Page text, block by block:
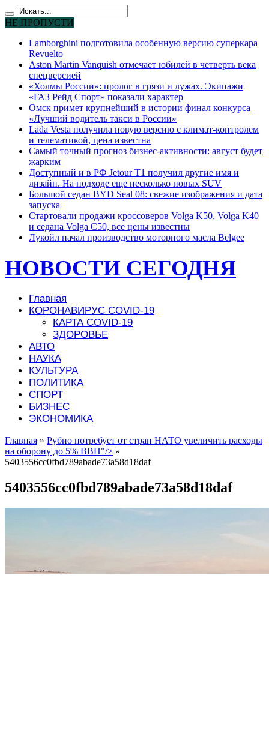
НЕ ПРОПУСТИ
Lamborghini подготовила особенную версию суперкара
Revuelto
Aston Martin Vanquish отмечает юбилей в четверть века
спецверсией
«Холмы России»: пролог в грязи и лужах. Экипажи
«ГАЗ Рейд Спорт» показали характер
Омск примет крупнейший в истории финал конкурса
«Лучший водитель такси в России»
Lada Vesta получила новую версию с климат-контролем
и телематикой, цена известна
Самый точный прогноз бизнес-активности: август будет
жарким
Доступный и в РФ Jetour T1 получил другие имя и
дизайн. На подходе еще несколько новых SUV
Большой седан BYD Seal 08: свежие изображения и дата
запуска
Стартовали продажи кроссоверов Volga K50, Volga K40
и седана Volga C50, все цены известны
Лукойл начал производство моторного масла Belgee
НОВОСТИ СЕГОДНЯ
Главная
КОРОНАВИРУС COVID-19
КАРТА COVID-19
ЗДОРОВЬЕ
АВТО
НАУКА
КУЛЬТУРА
ПОЛИТИКА
СПОРТ
БИЗНЕС
ЭКОНОМИКА
Главная » Рубио потребует от стран НАТО увеличить расходы
на оборону до 5% ВВП"/> »
5403556cc0fbd789abade73a58d18daf
5403556cc0fbd789abade73a58d18daf